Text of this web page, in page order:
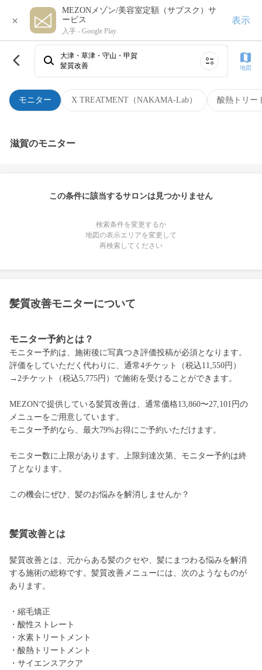
×
MEZONメゾン/美容室定額（サブスク）サ
ービス
入手 - Google Play
表示
モニター X TREATMENT（NAKAMA-Lab） 酸熱トリー
大津・草津・守山・甲賀
髪質改善
地図
滋賀のモニター
この条件に該当するサロンは見つかりません
検索条件を変更するか
地図の表示エリアを変更して
再検索してください
髪質改善モニターについて
モニター予約とは？
モニター予約は、施術後に写真つき評価投稿が必須となります。
評価をしていただく代わりに、通常4チケット（税込11,550円）
→2チケット（税込5,775円）で施術を受けることができます。
MEZONで提供している髪質改善は、通常価格13,860〜27,101円の
メニューをご用意しています。
モニター予約なら、最大79%お得にご予約いただけます。
モニター数に上限があります。上限到達次第、モニター予約は終
了となります。
この機会にぜひ、髪のお悩みを解消しませんか？
髪質改善とは
髪質改善とは、元からある髪のクセや、髪にまつわる悩みを解消
する施術の総称です。髪質改善メニューには、次のようなものが
あります。
・縮毛矯正
・酸性ストレート
・水素トリートメント
・酸熱トリートメント
・サイエンスアクア